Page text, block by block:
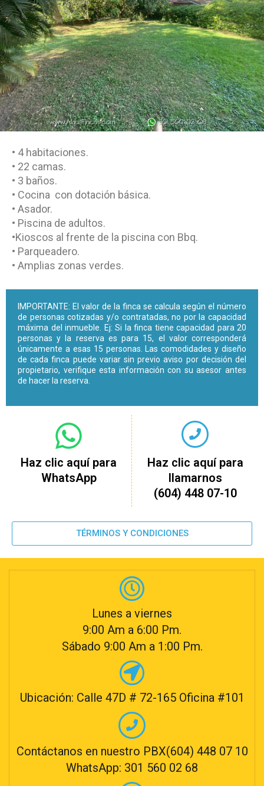
• 4 habitaciones.
• 22 camas.
• 3 baños.
• Cocina con dotación básica.
• Asador.
• Piscina de adultos.
•Kioscos al frente de la piscina con Bbq.
• Parqueadero.
• Amplias zonas verdes.
IMPORTANTE: El valor de la finca se calcula según el número
de personas cotizadas y/o contratadas, no por la capacidad
máxima del inmueble. Ej: Si la finca tiene capacidad para 20
personas y la reserva es para 15, el valor corresponderá
únicamente a esas 15 personas. Las comodidades y diseño
de cada finca puede variar sin previo aviso por decisión del
propietario, verifique esta información con su asesor antes
de hacer la reserva.
Haz clic aquí para
WhatsApp
Haz clic aquí para
llamarnos
(604) 448 07-10
TÉRMINOS Y CONDICIONES
Lunes a viernes
9:00 Am a 6:00 Pm.
Sábado 9:00 Am a 1:00 Pm.
Ubicación: Calle 47D # 72-165 Oficina #101
Contáctanos en nuestro PBX(604) 448 07 10
WhatsApp: 301 560 02 68